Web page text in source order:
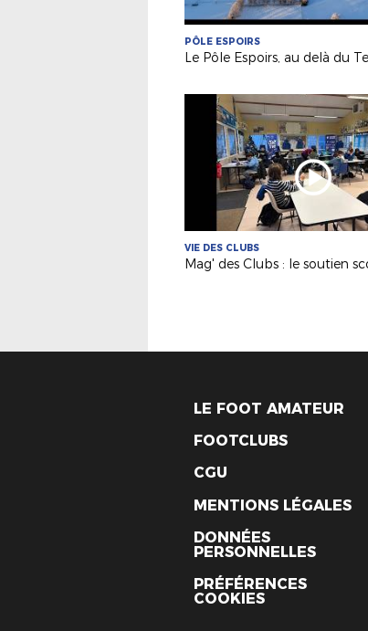
PÔLE ESPOIRS
Le Pôle Espoirs, au delà du
VIE DES CLUBS
LE FOOT AMATEUR
FOOTCLUBS
CGU
MENTIONS LÉGALES
DONNÉES
PERSONNELLES
PRÉFÉRENCES
COOKIES